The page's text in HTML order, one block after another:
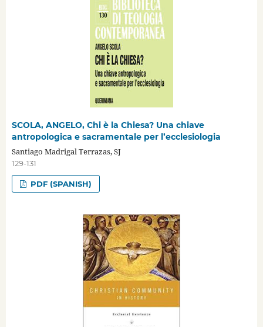
SCOLA, ANGELO, Chi è la Chiesa? Una chiave
antropologica e sacramentale per l’ecclesiologia
Santiago Madrigal Terrazas, SJ
129-131
PDF (SPANISH)